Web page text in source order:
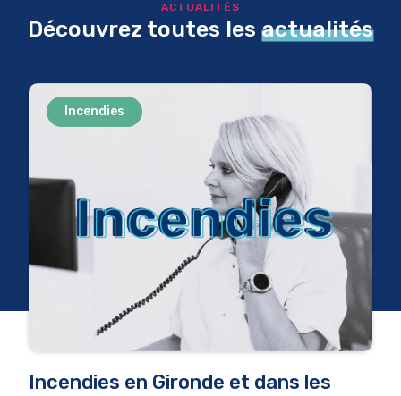
ACTUALITÉS
Découvrez toutes les actualités
Incendies
Incendies en Gironde et dans les